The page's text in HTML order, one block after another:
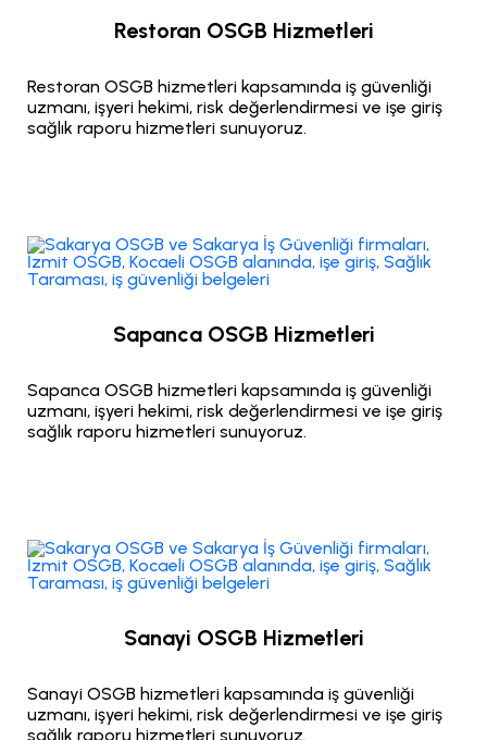
Restoran OSGB Hizmetleri
Restoran OSGB hizmetleri kapsamında iş güvenliği
uzmanı, işyeri hekimi, risk değerlendirmesi ve işe giriş
sağlık raporu hizmetleri sunuyoruz.
Sapanca OSGB Hizmetleri
Sapanca OSGB hizmetleri kapsamında iş güvenliği
uzmanı, işyeri hekimi, risk değerlendirmesi ve işe giriş
sağlık raporu hizmetleri sunuyoruz.
Sanayi OSGB Hizmetleri
Sanayi OSGB hizmetleri kapsamında iş güvenliği
uzmanı, işyeri hekimi, risk değerlendirmesi ve işe giriş
sağlık raporu hizmetleri sunuyoruz.